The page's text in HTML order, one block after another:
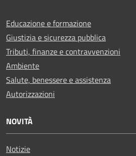
Educazione e formazione
Giustizia e sicurezza pubblica
Tributi, finanze e contravvenzioni
Ambiente
Salute, benessere e assistenza
Autorizzazioni
NOVITÀ
Notizie